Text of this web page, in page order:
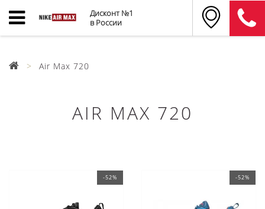
Дисконт №1
в России
Air Max 720
AIR MAX 720
-52% -52%